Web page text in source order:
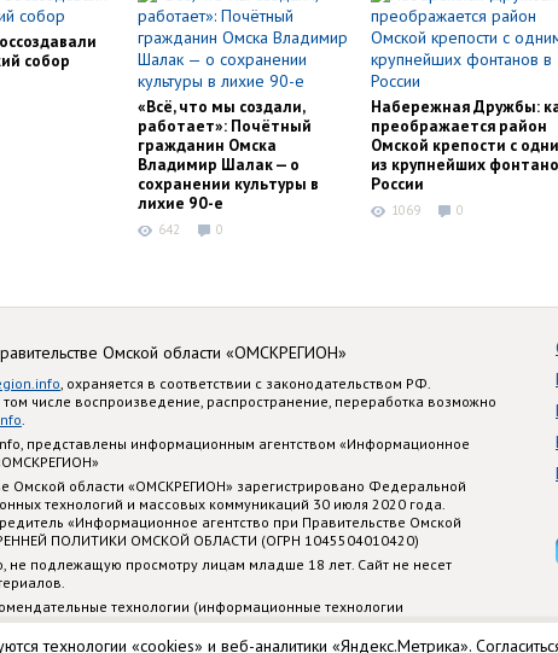
технологии «cookies» и веб-аналитики «Яндекс.Метрика».
собор
«Всё, что мы создали,
работает»: Почётный
гражданин Омска
Владимир Шалак — о
сохранении культуры в
лихие 90-е
642 0
Набережная Дружбы:
преображается район
Омской крепости с
из крупнейших
России
1069 0
Омской области «ОМСКРЕГИОН»
, охраняется в соответствии с законодательством РФ.
числе воспроизведение, распространение, переработка возможно
представлены информационным агентством «Информационное
Омской области «ОМСКРЕГИОН» зарегистрировано Федеральной
технологий и массовых коммуникаций 30 июля 2020 года.
«Информационное агентство при Правительстве Омской
ПОЛИТИКИ ОМСКОЙ ОБЛАСТИ (ОГРН 1045504010420)
не подлежащую просмотру лицам младше 18 лет. Сайт не несет
технологии (информационные технологии
и анализа сведений, относящихся к предпочтениям
территории Российской Федерации)